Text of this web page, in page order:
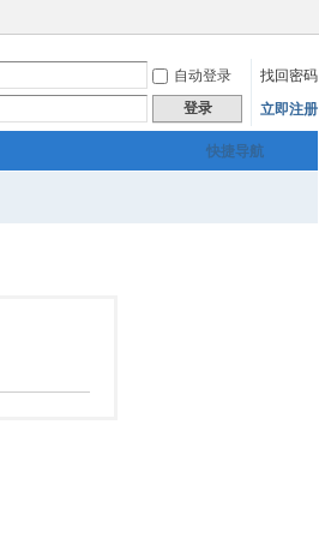
自动登录
找回密码
登录 立即注册
快捷导航